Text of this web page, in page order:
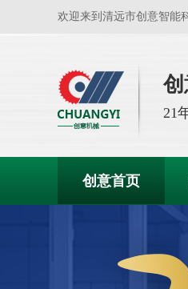
欢迎来到清远市创意智能
21
创意首页